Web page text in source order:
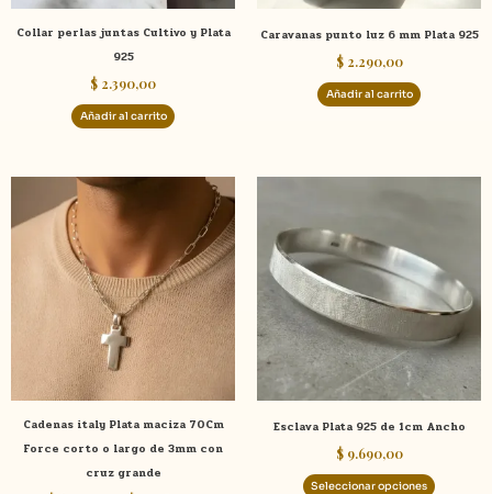
Collar perlas juntas Cultivo y Plata
925
$ 2.390,00
Añadir al carrito
Caravanas punto luz 6 mm Plata 925
$2.290,00
Añadir al carrito
Cadenas italy Plata maciza 70Cm
Force corto o largo de 3mm con
cruz grande
Rango
de
precios:
desde
$ 6.490,00
hasta
$ 10.380,00
Este
producto
tiene
múltiples
variantes.
Las
opciones
se
elegir
en
la
Esclava Plata 925 de 1cm Ancho
$9.690,00
Seleccionar opciones
Las
se
pueden
elegir
en
página